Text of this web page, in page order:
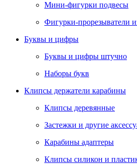
Мини-фигурки подвесы
Фигурки-прорезыватели
Буквы и цифры
Буквы и цифры штучно
Наборы букв
Клипсы держатели карабины
Клипсы деревянные
Застежки и другие
Карабины адаптеры
Клипсы силикон и